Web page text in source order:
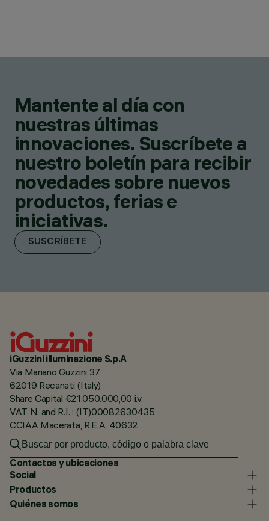
Mantente al día con
nuestras últimas
innovaciones. Suscríbete a
nuestro boletín para recibir
novedades sobre nuevos
productos, ferias e
iniciativas.
SUSCRÍBETE
iGuzzini illuminazione S.p.A
Via Mariano Guzzini 37
62019 Recanati (Italy)
Share Capital €21.050.000,00 i.v.
VAT N. and R.I. : (IT)00082630435
CCIAA Macerata, R.E.A. 40632
Contactos y ubicaciones
Social
Productos
Quiénes somos